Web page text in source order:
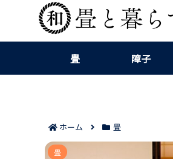
畳 障子
ホーム 畳
マットレスの床敷きと直敷
畳